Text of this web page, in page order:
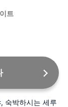
트
숙박하시는 세루